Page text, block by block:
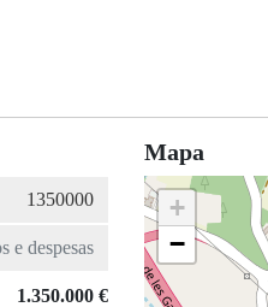
1.350.000 €
Mapa
+
−